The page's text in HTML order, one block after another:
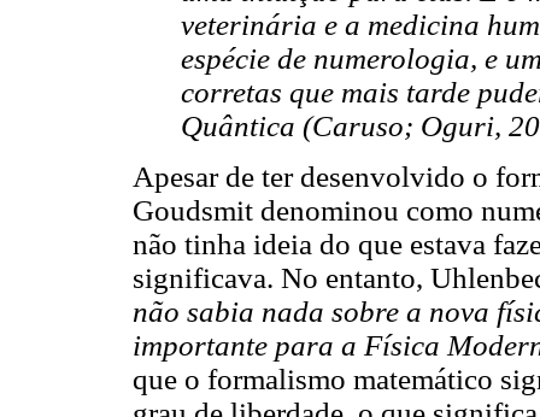
veterinária e a medicina
espécie de numerologia, e
corretas que mais tarde
Quântica (Caruso; Oguri,
Apesar de ter desenvolvido o
Goudsmit denominou como
não tinha ideia do que estava
significava. No entanto,
não sabia nada sobre a nova
importante para a Física
que o formalismo matemático